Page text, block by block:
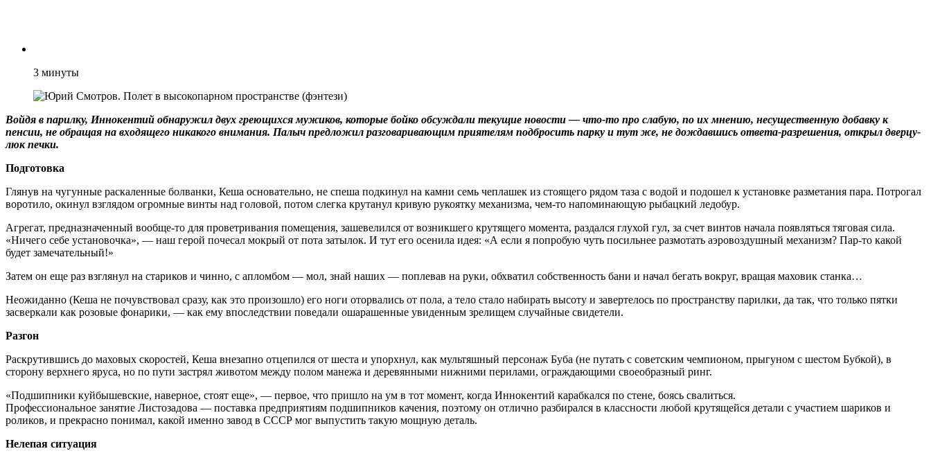
3 минуты
Войдя в парилку, Иннокентий обнаружил двух греющихся мужиков, которые бойко обсуждали текущие новости — что-то про слабую, по их мнению, несущественную добавку к
пенсии, не обращая на входящего никакого внимания. Палыч предложил разговаривающим приятелям подбросить парку и тут же, не дождавшись ответа-разрешения, открыл дверцу-
люк печки.
Подготовка
Глянув на чугунные раскаленные болванки, Кеша основательно, не спеша подкинул на камни семь чеплашек из стоящего рядом таза с водой и подошел к установке разметания пара. Потрогал
воротило, окинул взглядом огромные винты над головой, потом слегка крутанул кривую рукоятку механизма, чем-то напоминающую рыбацкий ледобур.
Агрегат, предназначенный вообще-то для проветривания помещения, зашевелился от возникшего крутящего момента, раздался глухой гул, за счет винтов начала появляться тяговая сила.
«Ничего себе установочка», — наш герой почесал мокрый от пота затылок. И тут его осенила идея: «А если я попробую чуть посильнее размотать аэровоздушный механизм? Пар-то какой
будет замечательный!»
Затем он еще раз взглянул на стариков и чинно, с апломбом — мол, знай наших — поплевав на руки, обхватил собственность бани и начал бегать вокруг, вращая маховик станка…
Неожиданно (Кеша не почувствовал сразу, как это произошло) его ноги оторвались от пола, а тело стало набирать высоту и завертелось по пространству парилки, да так, что только пятки
засверкали как розовые фонарики, — как ему впоследствии поведали ошарашенные увиденным зрелищем случайные свидетели.
Разгон
Раскрутившись до маховых скоростей, Кеша внезапно отцепился от шеста и упорхнул, как мультяшный персонаж Буба (не путать с советским чемпионом, прыгуном с шестом Бубкой), в
сторону верхнего яруса, но по пути застрял животом между полом манежа и деревянными нижними перилами, ограждающими своеобразный ринг.
«Подшипники куйбышевские, наверное, стоят еще», — первое, что пришло на ум в тот момент, когда Иннокентий карабкался по стене, боясь свалиться.
Профессиональное занятие Листозадова — поставка предприятиям подшипников качения, поэтому он отлично разбирался в классности любой крутящейся детали с участием шариков и
роликов, и прекрасно понимал, какой именно завод в СССР мог выпустить такую мощную деталь.
Нелепая ситуация